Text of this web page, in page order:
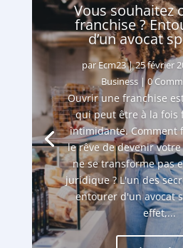
Vous souhaitez
franchise ?
d’un avocat
parEcm23|25 février
Business | 0
Ouvrir une franchise
qui peut être à la fois
intimidante. Comment
le rêve de devenir
ne se transforme pas
juridique ? L'un des
entourer d'un avocat
effet,...